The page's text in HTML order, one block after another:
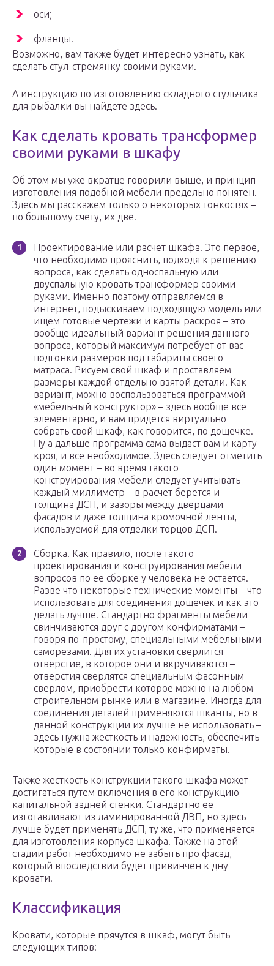
оси;
фланцы.
Возможно, вам также будет интересно узнать, как
сделать стул-стремянку своими руками.
А инструкцию по изготовлению складного стульчика
для рыбалки вы найдете здесь.
Как сделать кровать трансформер
своими руками в шкафу
Об этом мы уже вкратце говорили выше, и принцип
изготовления подобной мебели предельно понятен.
Здесь мы расскажем только о некоторых тонкостях –
по большому счету, их две.
Проектирование или расчет шкафа. Это первое,
что необходимо прояснить, подходя к решению
вопроса, как сделать односпальную или
двуспальную кровать трансформер своими
руками. Именно поэтому отправляемся в
интернет, подыскиваем подходящую модель или
ищем готовые чертежи и карты раскроя – это
вообще идеальный вариант решения данного
вопроса, который максимум потребует от вас
подгонки размеров под габариты своего
матраса. Рисуем свой шкаф и проставляем
размеры каждой отдельно взятой детали. Как
вариант, можно воспользоваться программой
«мебельный конструктор» – здесь вообще все
элементарно, и вам придется виртуально
собрать свой шкаф, как говорится, по дощечке.
Ну а дальше программа сама выдаст вам и карту
кроя, и все необходимое. Здесь следует отметить
один момент – во время такого
конструирования мебели следует учитывать
каждый миллиметр – в расчет берется и
толщина ДСП, и зазоры между дверцами
фасадов и даже толщина кромочной ленты,
используемой для отделки торцов ДСП.
Сборка. Как правило, после такого
проектирования и конструирования мебели
вопросов по ее сборке у человека не остается.
Разве что некоторые технические моменты – что
использовать для соединения дощечек и как это
делать лучше. Стандартно фрагменты мебели
свинчиваются друг с другом конфирматами –
говоря по-простому, специальными мебельными
саморезами. Для их установки сверлится
отверстие, в которое они и вкручиваются –
отверстия сверлятся специальным фасонным
сверлом, приобрести которое можно на любом
строительном рынке или в магазине. Иногда для
соединения деталей применяются шканты, но в
данной конструкции их лучше не использовать –
здесь нужна жесткость и надежность, обеспечить
которые в состоянии только конфирматы.
Также жесткость конструкции такого шкафа может
достигаться путем включения в его конструкцию
капитальной задней стенки. Стандартно ее
изготавливают из ламинированной ДВП, но здесь
лучше будет применять ДСП, ту же, что применяется
для изготовления корпуса шкафа. Также на этой
стадии работ необходимо не забыть про фасад,
который впоследствии будет привинчен к дну
кровати.
Классификация
Кровати, которые прячутся в шкаф, могут быть
следующих типов: